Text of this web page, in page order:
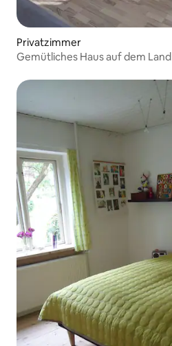
Privatzimmer
Gemütliches Haus auf dem Land